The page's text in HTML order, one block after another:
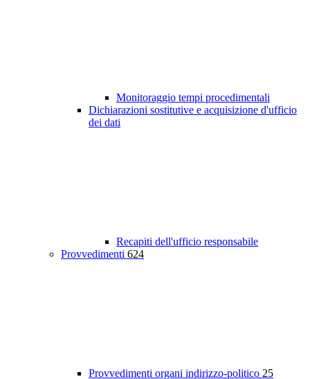
Monitoraggio tempi procedimentali
Dichiarazioni sostitutive e acquisizione d'ufficio
dei dati
Recapiti dell'ufficio responsabile
Provvedimenti 624
Provvedimenti organi indirizzo-politico 25